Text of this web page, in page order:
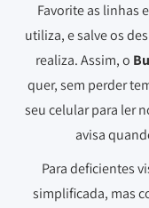
Favorite as linhas
utiliza, e salve os
realiza. Assim, o
quer, sem perder
seu celular para ler
avisa
Para deficientes
simplificada, mas